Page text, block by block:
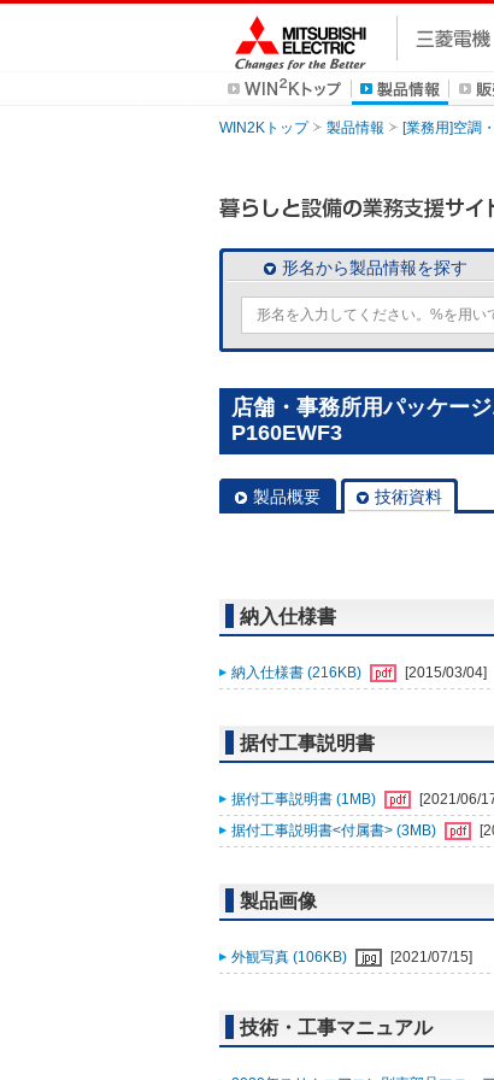
WIN2Kトップ 製品情報 [業務用]空調
形名から製品情報を探す
店舗・事務所用パッケー
P160EWF3
製品概要 技術資料
納入仕様書
納入仕様書 (216KB) [2015/03/04]
据付工事説明書
据付工事説明書 (1MB)
[2021/06/
据付工事説明書<付属書> (3MB)
製品画像
外観写真 (106KB) [2021/07/15]
技術・工事マニュアル